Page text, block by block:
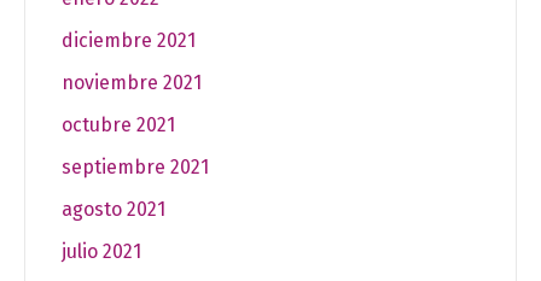
diciembre 2021
noviembre 2021
octubre 2021
septiembre 2021
agosto 2021
julio 2021